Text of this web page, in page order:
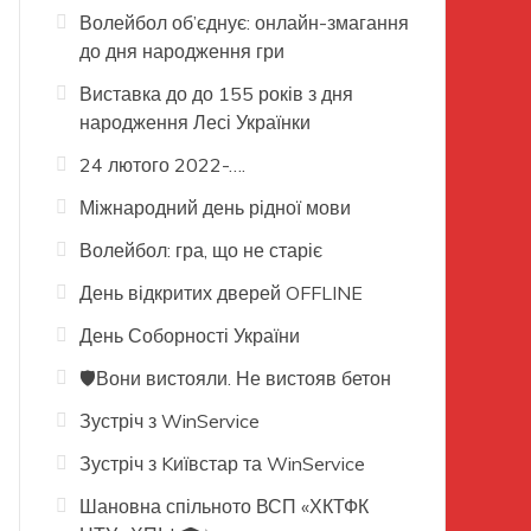
Волейбол об’єднує: онлайн-змагання
до дня народження гри
Виставка до до 155 років з дня
народження Лесі Українки
24 лютого 2022-….
Міжнародний день рідної мови
Волейбол: гра, що не старіє
День відкритих дверей OFFLINE
День Соборності України
🛡️Вони вистояли. Не вистояв бетон
Зустріч з WinService
Зустріч з Kиївстар та WinService
Шановна спільното ВСП «ХКТФК